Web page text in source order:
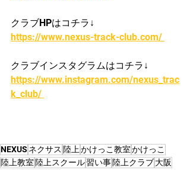
クラブHPはコチラ↓
https://www.nexus-track-club.com/
クラブインスタグラムはコチラ↓
https://www.instagram.com/nexus_trac
k_club/
NEXUS ネクサス 陸上かけっこ教室かけっこ
陸上教室 陸上スクール習い事陸上クラブ大阪